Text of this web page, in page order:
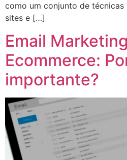
como um conjunto de
sites e […]
Email
Ecommerce:
importante?